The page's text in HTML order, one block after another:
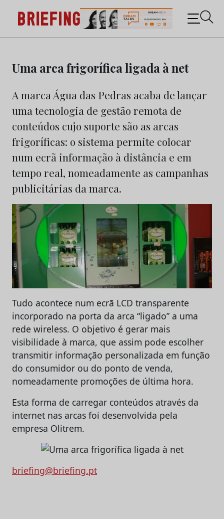
content
Briefing: Todas as notícias sobre os negócios do
Marketing e da Publicidade
Uma arca frigorífica ligada à net
A marca Água das Pedras acaba de lançar
uma tecnologia de gestão remota de
conteúdos cujo suporte são as arcas
frigoríficas: o sistema permite colocar
num ecrã informação à distância e em
tempo real, nomeadamente as campanhas
publicitárias da marca.
Tudo acontece num ecrã LCD transparente
incorporado na porta da arca “ligado” a uma
rede wireless. O objetivo é gerar mais
visibilidade à marca, que assim pode escolher
transmitir informação personalizada em função
do consumidor ou do ponto de venda,
nomeadamente promoções de última hora.
Esta forma de carregar conteúdos através da
internet nas arcas foi desenvolvida pela
empresa Olitrem.
briefing@briefing.pt